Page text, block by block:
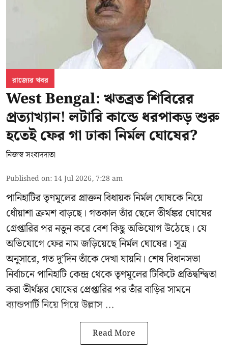
রাজ্যের খবর
West Bengal: ঋতব্রত শিবিরের
প্রত্যাখ্যান! লটারি কান্ডে ধরপাকড় শুরু
হতেই ফের গা ঢাকা নির্মল ঘোষের?
নিজস্ব সংবাদদাতা
Published on: 14 Jul 2026, 7:28 am
পানিহাটির তৃণমূলের প্রাক্তন বিধায়ক নির্মল ঘোষকে নিয়ে
ধোঁয়াশা ক্রমশ বাড়ছে। গতকাল তাঁর ছেলে তীর্থঙ্কর ঘোষের
গ্রেপ্তারির পর নতুন করে বেশ কিছু অভিযোগ উঠেছে। যে
অভিযোগে ফের নাম জড়িয়েছে নির্মল ঘোষের। সূত্র
অনুসারে, গত দু’দিন তাঁকে দেখা যায়নি। শেষ বিধানসভা
নির্বাচনে পানিহাটি কেন্দ্র থেকে তৃণমূলের টিকিটে প্রতিদ্বন্দ্বিতা
করা তীর্থঙ্কর ঘোষের প্রেপ্তারির পর তাঁর বাড়ির সামনে
ব্যান্ডপার্টি নিয়ে গিয়ে উল্লাস ...
Read More